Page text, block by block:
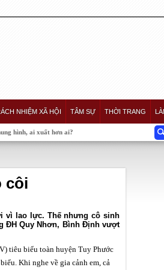
NHIỆM XÃ HỘI TÂM SỰ THỜI TRANG
hơn ai?
côi
vì lao lực. Thế nhưng cô sinh
ĐH Quy Nhơn, Bình Định vượt
tiêu biểu toàn huyện Tuy Phước
Khi nghe về gia cảnh em, cả